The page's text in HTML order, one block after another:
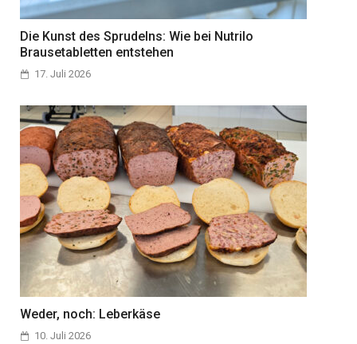
Die Kunst des Sprudelns: Wie bei Nutrilo
Brausetabletten entstehen
17. Juli 2026
Weder, noch: Leberkäse
10. Juli 2026